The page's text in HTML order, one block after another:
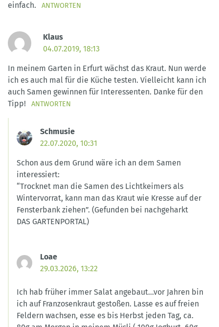
einfach.
ANTWORTEN
Klaus
04.07.2019, 18:13
In meinem Garten in Erfurt wächst das Kraut. Nun werde
ich es auch mal für die Küche testen. Vielleicht kann ich
auch Samen gewinnen für Interessenten. Danke für den
Tipp!
ANTWORTEN
Schmusie
22.07.2020, 10:31
Schon aus dem Grund wäre ich an dem Samen
interessiert:
“Trocknet man die Samen des Lichtkeimers als
Wintervorrat, kann man das Kraut wie Kresse auf der
Fensterbank ziehen”. (Gefunden bei nachgeharkt
DAS GARTENPORTAL)
Loae
29.03.2026, 13:22
Ich hab früher immer Salat angebaut…vor Jahren bin
ich auf Franzosenkraut gestoßen. Lasse es auf freien
Feldern wachsen, esse es bis Herbst jeden Tag, ca.